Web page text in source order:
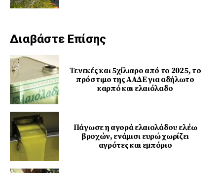
Διαβάστε Επίσης
Τενεκές και 5χίλιαρο από το 2025, το
πρόστιμο της ΑΑΔΕ για αδήλωτο
καρπό και ελαιόλαδο
Πάγωσε η αγορά ελαιολάδου ελέω
βροχών, ενάμισι ευρώ χωρίζει
αγρότες και εμπόριο